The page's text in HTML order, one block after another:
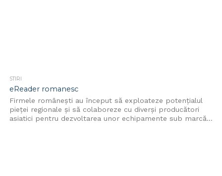
STIRI
eReader romanesc
Firmele românești au început să exploateze potențialul
pieței regionale și să colaboreze cu diverși producători
asiatici pentru dezvoltarea unor echipamente sub marcă...